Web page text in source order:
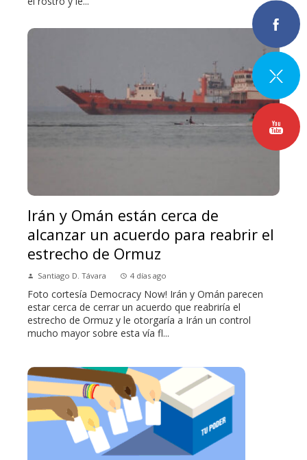
Irán y Omán están cerca de
alcanzar un acuerdo para reabrir el
estrecho de Ormuz
Santiago D. Távara 4 días ago
Foto cortesía Democracy Now! Irán y Omán parecen
estar cerca de cerrar un acuerdo que reabriría el
estrecho de Ormuz y le otorgaría a Irán un control
mucho mayor sobre esta vía fl...